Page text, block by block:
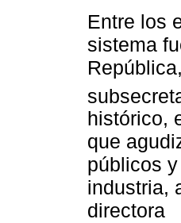
Entre los
sistema
histórico,
que
públicos
industria,
directora